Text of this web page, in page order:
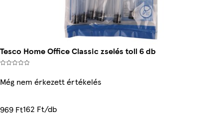
Tesco Home Office Classic zselés toll 6 db
Még nem érkezett értékelés
969 Ft162 Ft/db